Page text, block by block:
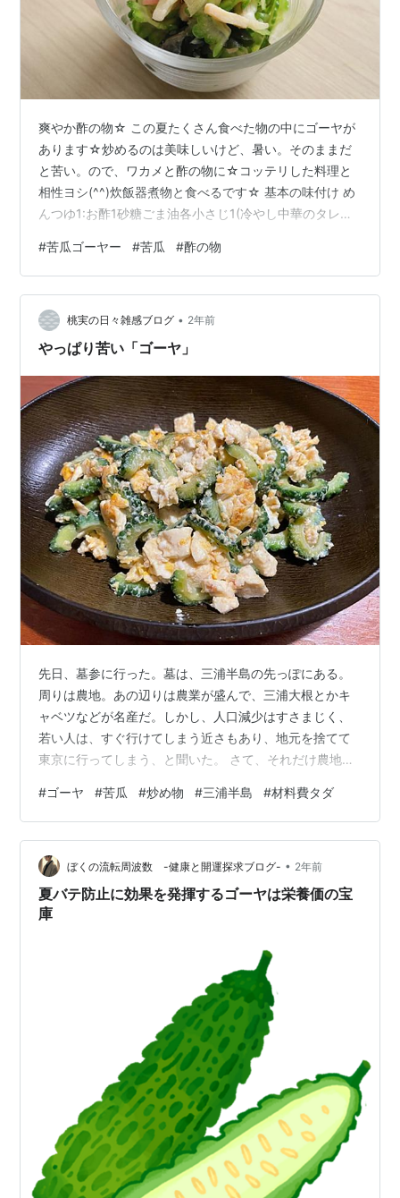
爽やか酢の物☆ この夏たくさん食べた物の中にゴーヤが
あります☆炒めるのは美味しいけど、暑い。そのままだ
と苦い。ので、ワカメと酢の物に☆コッテリした料理と
相性ヨシ(^^)炊飯器煮物と食べるです☆ 基本の味付け め
んつゆ1:お酢1砂糖ごま油各小さじ1(冷やし中華のタレに
ーヤ、ワカメが基本で、高野豆腐、茗荷、酢生姜、海
苔、エビやタコやカニカマもイイかも☆胡瓜の酢の物よ
りも味が複雑で大人向け。キンキンに冷やした日本酒や
白ワインなんか合いそうです☆チーズに乗せて食べても
美味しいかもしれない(^.^) 食べると涼しい気がするの
#苦瓜ゴーヤー #苦瓜 #酢の物
桃実の日々雑感ブログ • 2年前
やっぱり苦い「ゴーヤ」
先日、墓参に行った。墓は、三浦半島の先っぽにある。
周りは農地。あの辺りは農業が盛んで、三浦大根とかキ
ャベツなどが名産だ。しかし、人口減少はすさまじく、
若い人は、すぐ行けてしまう近さもあり、地元を捨てて
東京に行ってしまう、と聞いた。 さて、それだけ農地が
する。 先日行ったときは、生りっぱなしにされている赤
ピーマンと、それから、日ごろ食べることはないけれ
ど、ゴーヤがあったので、こっそり失敬してきた。 ゴー
ヤを料理したのは何年前だか覚えていない。しかし「苦
瓜」というだけあって、苦かった。 Cookpadでレシピを
検索したのだが、薄くスライスし、砂糖を…
#ゴーヤ #苦瓜 #炒め物 #三浦半島 #材料費タダ
ぼくの流転周波数 -健康と開運探求ブログ- • 2年前
夏バテ防止に効果を発揮するゴーヤは栄養価の宝
庫